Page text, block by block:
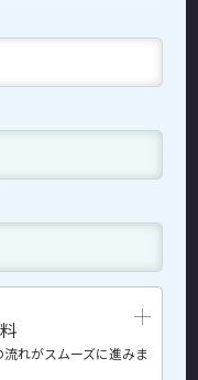
れがスムーズに進みま